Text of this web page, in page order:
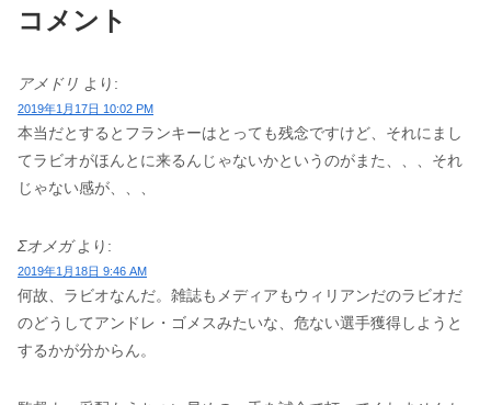
コメント
アメドリ より:
2019年1月17日 10:02 PM
本当だとするとフランキーはとっても残念ですけど、それにまし
てラビオがほんとに来るんじゃないかというのがまた、、、それ
じゃない感が、、、
Σオメガ より:
2019年1月18日 9:46 AM
何故、ラビオなんだ。雑誌もメディアもウィリアンだのラビオだ
のどうしてアンドレ・ゴメスみたいな、危ない選手獲得しようと
するかが分からん。